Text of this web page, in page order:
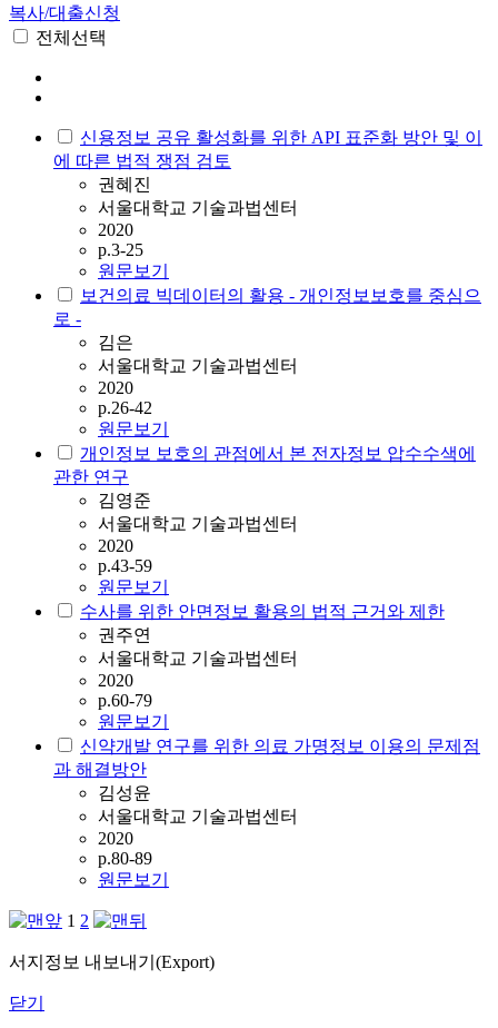
복사/대출신청
전체선택
신용정보 공유 활성화를 위한 API 표준화 방안 및 이
에 따른 법적 쟁점 검토
권혜진
서울대학교 기술과법센터
2020
p.3-25
원문보기
보건의료 빅데이터의 활용 - 개인정보보호를 중심으
로 -
김은
서울대학교 기술과법센터
2020
p.26-42
원문보기
개인정보 보호의 관점에서 본 전자정보 압수수색에
관한 연구
김영준
서울대학교 기술과법센터
2020
p.43-59
원문보기
수사를 위한 안면정보 활용의 법적 근거와 제한
권주연
서울대학교 기술과법센터
2020
p.60-79
원문보기
신약개발 연구를 위한 의료 가명정보 이용의 문제점
과 해결방안
김성윤
서울대학교 기술과법센터
2020
p.80-89
원문보기
1 2
서지정보 내보내기(Export)
닫기